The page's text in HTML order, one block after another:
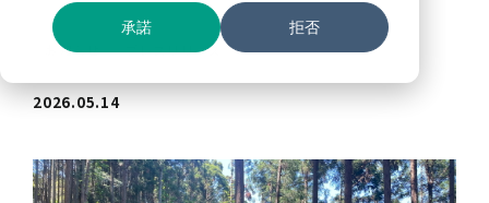
承諾 拒否
お知らせ プレスリリース
2026.05.14